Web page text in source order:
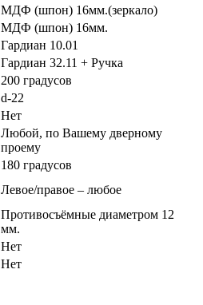
МДФ (шпон) 16мм.(зеркало)
МДФ (шпон) 16мм.
Гардиан 10.01
Гардиан 32.11 + Ручка
200 градусов
d-22
Нет
Любой, по Вашему дверному
проему
180 градусов
Левое/правое – любое
Противосъёмные диаметром 12
мм.
Нет
Нет